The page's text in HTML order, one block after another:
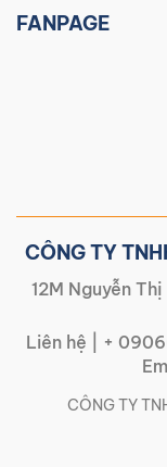
FANPAGE
CÔNG TY
12M Nguyễn
Liên hệ |
+
CÔNG TY